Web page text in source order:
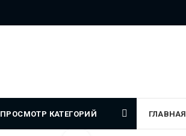
ПРОСМОТР КАТЕГОРИЙ ГЛАВНАЯ